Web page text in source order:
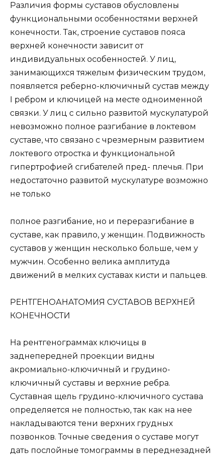
Различия формы суставов обусловлены
функциональными особенностями верхней
конечности. Так, строение суставов пояса
верхней конечности зависит от
индивидуальных особенностей. У лиц,
занимающихся тяжелым физическим трудом,
появляется реберно-ключичный сустав между
I ребром и ключицей на месте одноименной
связки. У лиц с сильно развитой мускулатурой
невозможно полное разгибание в локтевом
суставе, что связано с чрезмерным развитием
локтевого отростка и функциональной
гипертрофией сгибателей пред- плечья. При
недостаточно развитой мускулатуре возможно
не только
полное разгибание, но и переразгибание в
суставе, как правило, у женщин. Подвижность
суставов у женщин несколько больше, чем у
мужчин. Особенно велика амплитуда
движений в мелких суставах кисти и пальцев.
РЕНТГЕНОАНАТОМИЯ СУСТАВОВ ВЕРХНЕЙ
КОНЕЧНОСТИ
На рентгенограммах ключицы в
заднепередней проекции видны
акромиально-ключичный и грудино-
ключичный суставы и верхние ребра.
Суставная щель грудино-ключичного сустава
определяется не полностью, так как на нее
накладываются тени верхних грудных
позвонков. Точные сведения о суставе могут
дать послойные томограммы в переднезадней